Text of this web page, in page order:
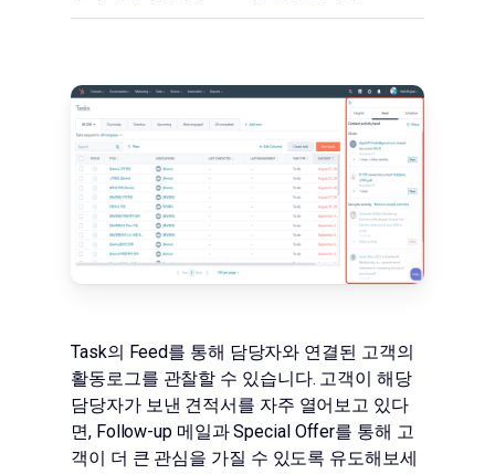
Task의 Feed를 통해 담당자와 연결된 고객의
활동로그를 관찰할 수 있습니다. 고객이 해당
담당자가 보낸 견적서를 자주 열어보고 있다
면, Follow-up 메일과 Special Offer를 통해 고
객이 더 큰 관심을 가질 수 있도록 유도해보세